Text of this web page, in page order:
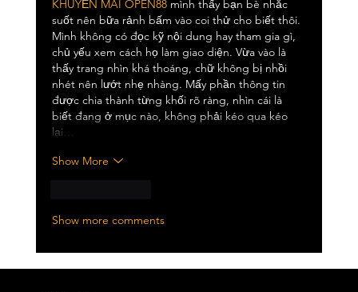
KHUYẾN MÃI OPEN88 mình thấy bạn bè nhắc
suốt nên bữa rảnh bấm vào coi thử cho biết thôi.
Mình không có đọc kỹ nội dung hay tham gia gì,
chủ yếu xem cách họ làm giao diện. Vừa vào là
thấy trang nhìn khá thoáng, chữ không bị nhồi
nhét nên lướt nhẹ nhàng. Mấy phần thông tin
được chia thành từng khối rõ ràng, nhìn cái là
biết đang ở mục nào, không phải kéo qua kéo
lại…
Show More
Show more comments